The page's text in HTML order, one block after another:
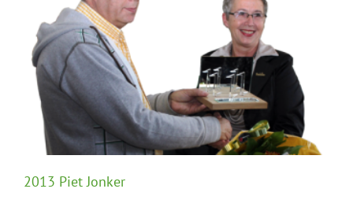
2013 Piet Jonker